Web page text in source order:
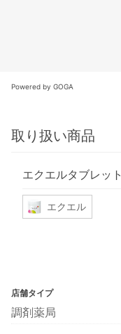
Powered by GOGA
取り扱い商品
エクエルタブレット
エクエル
店舗タイプ
調剤薬局